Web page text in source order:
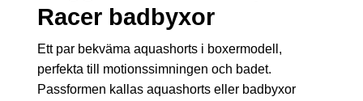
Racer badbyxor
Ett par bekväma aquashorts i boxermodell,
perfekta till motionssimningen och badet.
Passformen kallas aquashorts eller badbyxor